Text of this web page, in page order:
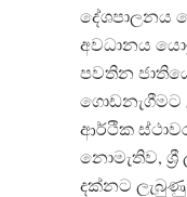
දේශපාලනය
අවධානය
පවතින
ගොඩනැගීමට
ආර්ථික
නොමැතිව, ශ්‍රී
දක්නට